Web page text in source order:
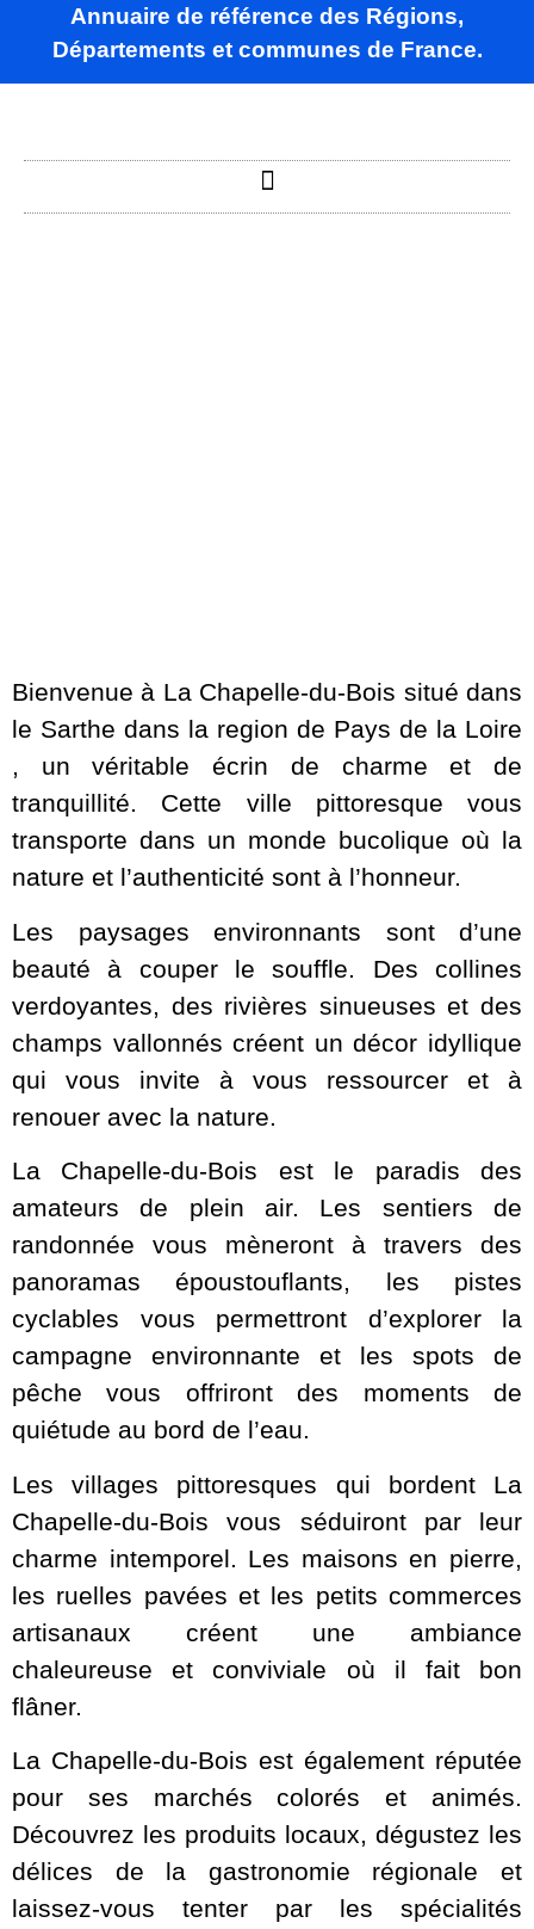
Annuaire de référence des Régions,
Départements et communes de France.
Bienvenue à La Chapelle-du-Bois situé dans
le Sarthe dans la region de Pays de la Loire
, un véritable écrin de charme et de
tranquillité. Cette ville pittoresque vous
transporte dans un monde bucolique où la
nature et l’authenticité sont à l’honneur.
Les paysages environnants sont d’une
beauté à couper le souffle. Des collines
verdoyantes, des rivières sinueuses et des
champs vallonnés créent un décor idyllique
qui vous invite à vous ressourcer et à
renouer avec la nature.
La Chapelle-du-Bois est le paradis des
amateurs de plein air. Les sentiers de
randonnée vous mèneront à travers des
panoramas époustouflants, les pistes
cyclables vous permettront d’explorer la
campagne environnante et les spots de
pêche vous offriront des moments de
quiétude au bord de l’eau.
Les villages pittoresques qui bordent La
Chapelle-du-Bois vous séduiront par leur
charme intemporel. Les maisons en pierre,
les ruelles pavées et les petits commerces
artisanaux créent une ambiance
chaleureuse et conviviale où il fait bon
flâner.
La Chapelle-du-Bois est également réputée
pour ses marchés colorés et animés.
Découvrez les produits locaux, dégustez les
délices de la gastronomie régionale et
laissez-vous tenter par les spécialités